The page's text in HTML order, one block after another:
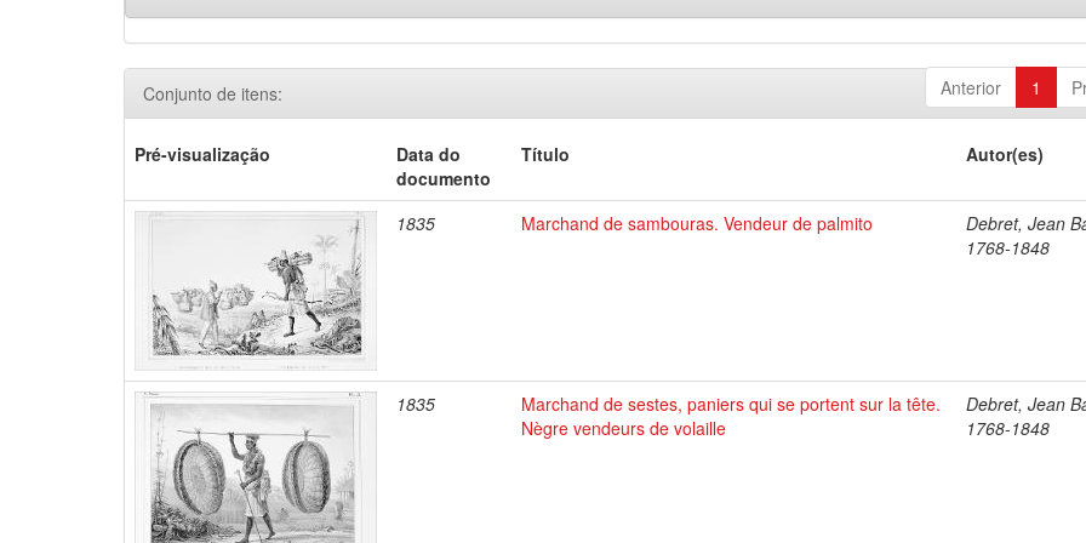
Anterior 1
Conjunto de itens:
Pré-visualização
Data do
documento
Título Autor(es)
1835 Marchand de sambouras. Vendeur de palmito
Debret, Jean
1768-1848
1835
Marchand de sestes, paniers qui se portent sur la tête.
Nègre vendeurs de volaille
Debret, Jean
1768-1848